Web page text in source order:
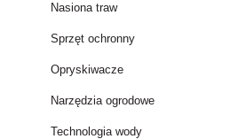
Nasiona traw
Sprzęt ochronny
Opryskiwacze
Narzędzia ogrodowe
Technologia wody